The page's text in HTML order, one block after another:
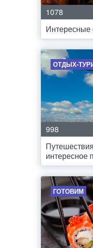
1078
ОТДЫХ-
998
интересное
ГОТОВИМ